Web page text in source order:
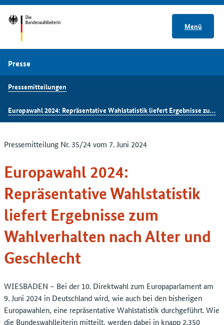
Menü
Presse
Pressemitteilungen
Europawahl 2024: Repräsentative Wahlstatistik liefert Ergebnisse zum Wahlverhalten nach Alter und Geschlecht
Pressemitteilung Nr. 35/24 vom 7. Juni 2024
Europawahl 2024:
Repräsentative Wahlstatistik
liefert Ergebnisse zum
Wahlverhalten nach Alter und
Geschlecht
WIESBADEN – Bei der 10. Direktwahl zum Europaparlament am
9. Juni 2024 in Deutschland wird, wie auch bei den bisherigen
Europawahlen, eine repräsentative Wahlstatistik durchgeführt. Wie
die Bundeswahlleiterin mitteilt, werden dabei in knapp 2.350